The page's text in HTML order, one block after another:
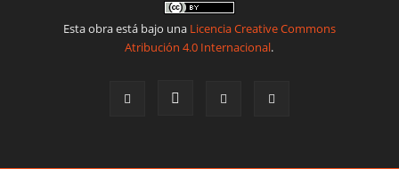
Esta obra está bajo una Licencia Creative Commons
Atribución 4.0 Internacional.